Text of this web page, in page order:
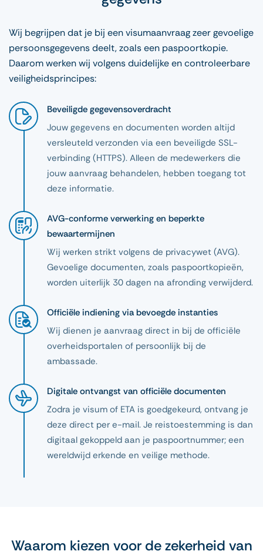
Wij begrijpen dat je bij een visumaanvraag zeer gevoelige
persoonsgegevens deelt, zoals een paspoortkopie.
Daarom werken wij volgens duidelijke en controleerbare
veiligheidsprincipes:
Beveiligde gegevensoverdracht
Jouw gegevens en documenten worden altijd
versleuteld verzonden via een beveiligde SSL-
verbinding (HTTPS). Alleen de medewerkers die
jouw aanvraag behandelen, hebben toegang tot
deze informatie.
AVG-conforme verwerking en beperkte
bewaartermijnen
Wij werken strikt volgens de privacywet (AVG).
Gevoelige documenten, zoals paspoortkopieën,
worden uiterlijk 30 dagen na afronding verwijderd.
Officiële indiening via bevoegde instanties
Wij dienen je aanvraag direct in bij de officiële
overheidsportalen of persoonlijk bij de
ambassade.
Digitale ontvangst van officiële documenten
Zodra je visum of ETA is goedgekeurd, ontvang je
deze direct per e-mail. Je reistoestemming is dan
digitaal gekoppeld aan je paspoortnummer; een
wereldwijd erkende en veilige methode.
Waarom kiezen voor de zekerheid van